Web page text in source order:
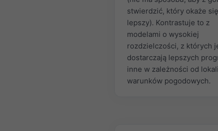
stwierdzić, który okaże się
lepszy). Kontrastuje to z
modelami o wysokiej
rozdzielczości, z których
dostarczają lepszych
inne w zależności od
warunków pogodowych.